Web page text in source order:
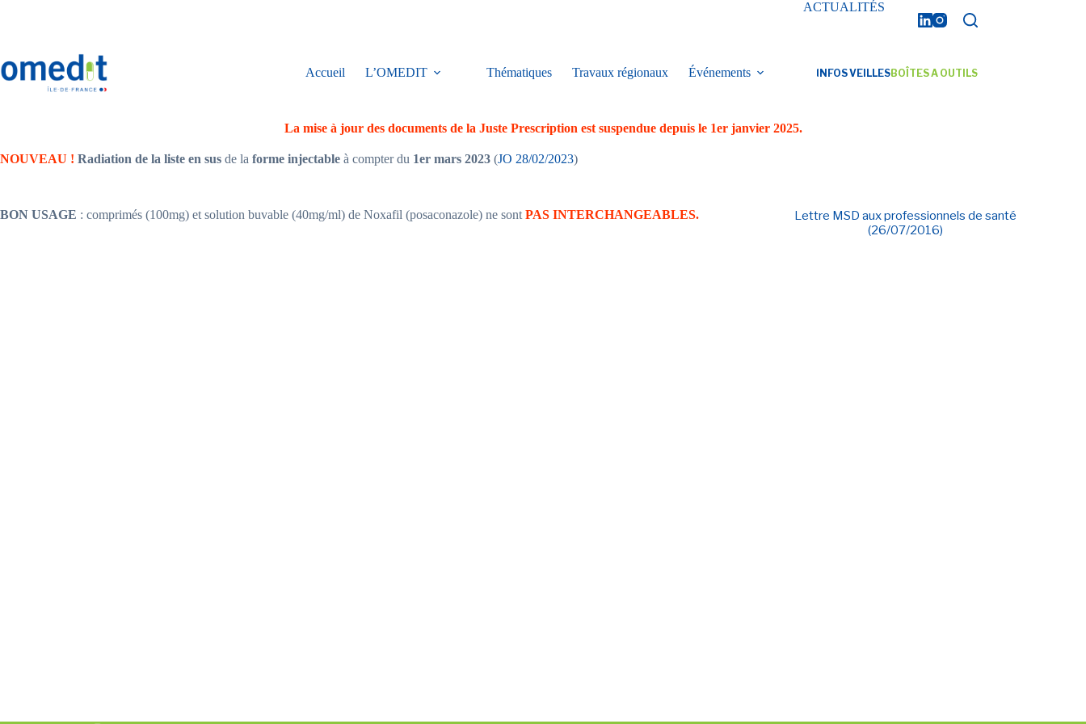
ACTUALITÉS
Accueil L’OMEDIT Thématiques Travaux régionaux Événements INFOS VEILLESBOÎTES A OUTILS
La mise à jour des documents de la Juste Prescription est suspendue depuis le 1er janvier 2025.
NOUVEAU ! Radiation de la liste en sus de la forme injectable à compter du 1er mars 2023 (JO 28/02/2023)
BON USAGE : comprimés (100mg) et solution buvable (40mg/ml) de Noxafil (posaconazole) ne sont PAS INTERCHANGEABLES.
Lettre MSD aux professionnels de santé
(26/07/2016)